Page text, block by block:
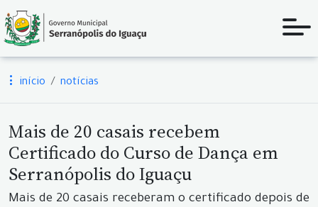
início notícias
Mais de 20 casais recebem
Certificado do Curso de Dança em
Serranópolis do Iguaçu
Mais de 20 casais receberam o certificado depois de